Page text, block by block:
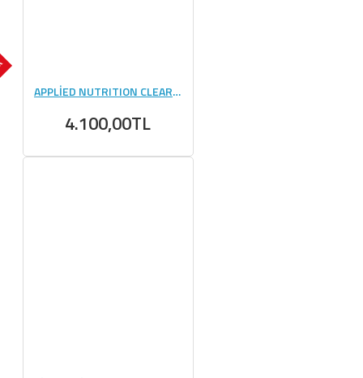
APPLİED NUTRITION CLEAR WHEY 875 GR
4.100,00TL